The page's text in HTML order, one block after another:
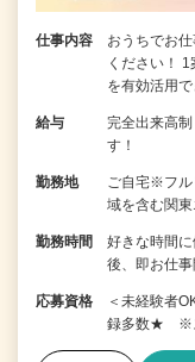
仕事内容
おうちでお
ください！
を有効活用
給与
完全出来高
す！
勤務地
ご自宅※フ
域を含む関
勤務時間
好きな時間
後、即お仕
応募資格
＜未経験者
録多数★ ※ス